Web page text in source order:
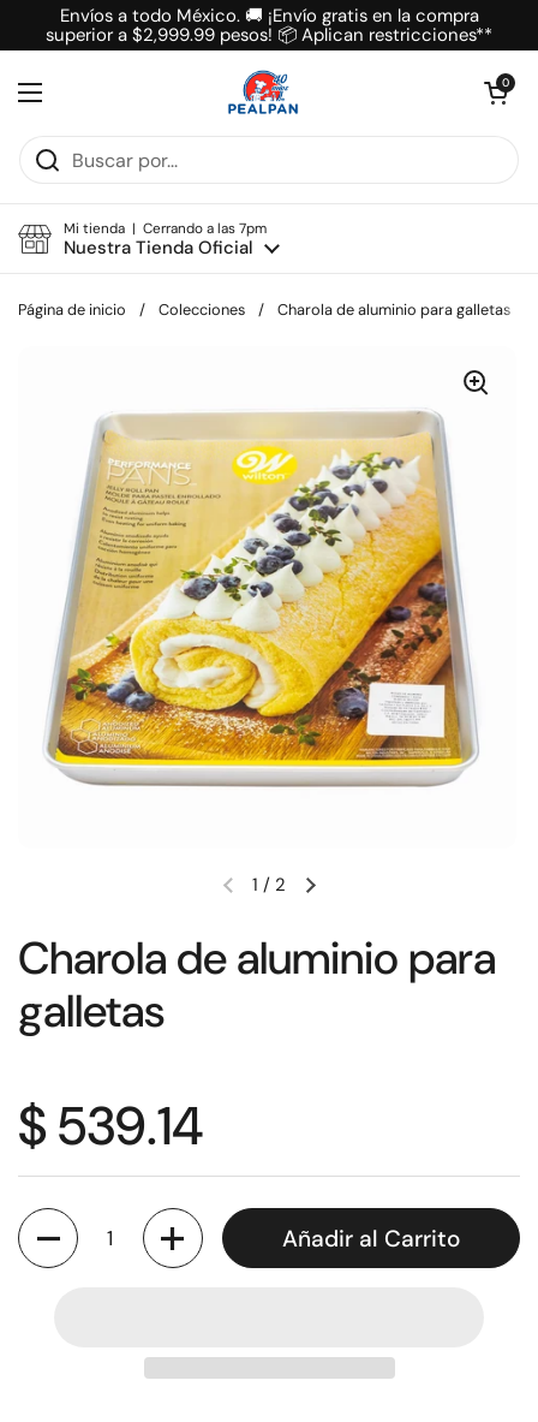
Ir al contenido
Envíos a todo México. 🚚 ¡Envío gratis en la compra
superior a $2,999.99 pesos! 📦 Aplican restricciones**
Abrir menú
Abrir carrito
0
Mi tienda | Cerrando a las 7pm
Nuestra Tienda Oficial
Página de inicio / Colecciones / Charola de aluminio para galletas
1 / 2
Charola de aluminio para
galletas
$ 539.14
Cantidad
Añadir al Carrito